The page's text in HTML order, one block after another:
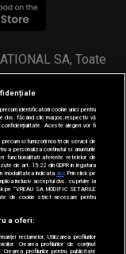
SA, Toate
identificatorii cookie unici pentru
dvs. făcând clic mai jos, respectiv vă
confidențialitate. Aceste alegeri vor fi
si furnizorii nostri de servicii de
a personaliza continutul si anunturile
functionalitati aferente retelelor de
de art. 15-22 din GDPR in legatura
modalitatea indicataaici . Prin click pe
inclusiv acceptul dvs. cu privire la
“VREAU SA MODIFIC SETARILE
de cookie strict necesare pentru
a oferi:
reclamelor. Utilizarea profilurilor
Crearea profilurilor de conținut
profilurilor pentru publicitate